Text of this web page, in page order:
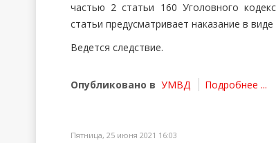
частью 2 статьи 160 Уголовного
статьи предусматривает наказание в
Ведется следствие.
Опубликовано в УМВД Подробнее ...
Пятница, 25 июня 2021 16:03